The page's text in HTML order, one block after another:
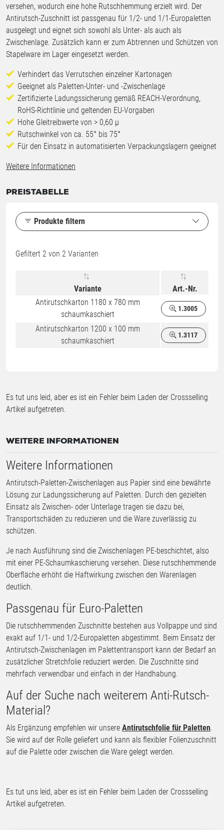
versehen, wodurch eine hohe Rutschhemmung erzielt wird. Der
Antirutsch-Zuschnitt ist passgenau für 1/2- und 1/1-Europaletten
ausgelegt und eignet sich sowohl als Unter- als auch als
Zwischenlage. Zusätzlich kann er zum Abtrennen und Schützen von
Stapelware im Lager eingesetzt werden.
Verhindert das Verrutschen einzelner Kartonagen
Geeignet als Paletten-Unter- und -Zwischenlage
Zertifizierte Ladungssicherung gemäß REACH-Verordnung,
RoHS-Richtlinie und geltenden EU-Vorgaben
Hohe Gleitreibwerte von > 0,60 µ
Rutschwinkel von ca. 55° bis 75°
Für den Einsatz in automatisierten Verpackungslagern geeignet
Weitere Informationen
PREISTABELLE
Produkte filtern
Gefiltert 2 von 2 Varianten
Variante
Art.-Nr.
Antirutschkarton 1180 x 780 mm
schaumkaschiert
1.3005
Antirutschkarton 1200 x 100 mm
schaumkaschiert
1.3117
Es tut uns leid, aber es ist ein Fehler beim Laden der Crossselling
Artikel aufgetreten.
WEITERE INFORMATIONEN
Weitere Informationen
Antirutsch-Paletten-Zwischenlagen aus Papier sind eine bewährte
Lösung zur Ladungssicherung auf Paletten. Durch den gezielten
Einsatz als Zwischen- oder Unterlage tragen sie dazu bei,
Transportschäden zu reduzieren und die Ware zuverlässig zu
schützen.
Je nach Ausführung sind die Zwischenlagen PE-beschichtet, also
mit einer PE-Schaumkaschierung versehen. Diese rutschhemmende
Oberfläche erhöht die Haftwirkung zwischen den Warenlagen
deutlich.
Passgenau für Euro-Paletten
Die rutschhemmenden Zuschnitte bestehen aus Vollpappe und sind
exakt auf 1/1- und 1/2-Europaletten abgestimmt. Beim Einsatz der
Antirutsch-Zwischenlagen im Palettentransport kann der Bedarf an
zusätzlicher Stretchfolie reduziert werden. Die Zuschnitte sind
mehrfach verwendbar und einfach in der Handhabung.
Auf der Suche nach weiterem Anti-Rutsch-
Material?
Als Ergänzung empfehlen wir unsere Antirutschfolie für Paletten.
Sie wird auf der Rolle geliefert und kann als flexibler Folienzuschnitt
auf die Palette oder zwischen die Ware gelegt werden.
Es tut uns leid, aber es ist ein Fehler beim Laden der Crossselling
Artikel aufgetreten.